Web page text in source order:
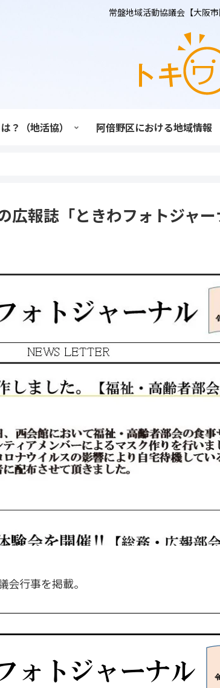
常盤地域活動協議会【大阪市
？（地活協） 阿倍野区における地域情報
広報誌「ときわフォトジャ
行事を掲載。